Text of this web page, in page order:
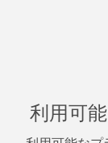
利用可